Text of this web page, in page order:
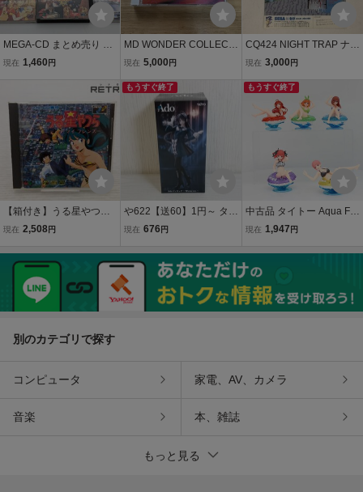
MEGA-CD まとめ売り M
CD メガCD セガ まとめ
ホールアサルト ルナ ジャ
ガー オーガン シャイニン
グ・フォース②
現在 1,460 円
MD WONDER COLLECTI
ON ワンダーメガコレクシ
D 送料230円～ コレクシ
ョン 非売品
現在 5,000 円
CQ424 NIGHT TRAP ナイ
トトラップ / 夢見館の物語
販促 SEGA セガ 0709
現在 3,000 円
【箱付き】うる星やつら
ディア・マイ・フレンズ
現在 2,508円
もうすぐ終了
や622【送60】1円～ タイ
トー Ado フィギュア Wint
現在 676 円
もうすぐ終了
中古品 タイトー Aqua Flo
at Girls フィギュア 五等分
中野三玖 中野四葉 中野五
月 5種セット
現在 1,947 円
別のカテゴリで探す
コンピュータ 家電、AV、カメラ
音楽 本、雑誌
もっと見る